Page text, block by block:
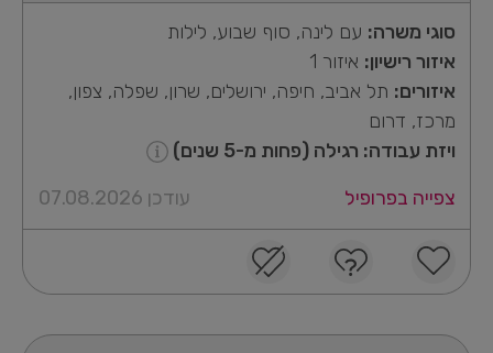
סוגי משרה: עם לינה, סוף שבוע, לילות
איזור רישיון: איזור 1
איזורים: תל אביב, חיפה, ירושלים, שרון, שפלה, צפון,
מרכז, דרום
ויזת עבודה: רגילה (פחות מ-5 שנים)
צפייה בפרופיל
עודכן 07.08.2026